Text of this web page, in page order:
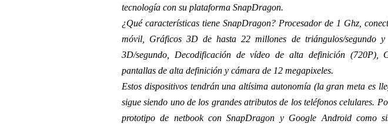
tecnología con su plataforma SnapDragon.
¿Qué características tiene SnapDragon? Procesador de 1 Ghz,
móvil, Gráficos 3D de hasta 22 millones de triángulos/segundo
3D/segundo, Decodificación de vídeo de alta definición (720P),
pantallas de alta definición y cámara de 12 megapixeles.
Estos dispositivos tendrán una altísima autonomía (la gran meta es
sigue siendo uno de los grandes atributos de los teléfonos celulares.
prototipo de netbook con SnapDragon y Google Android como